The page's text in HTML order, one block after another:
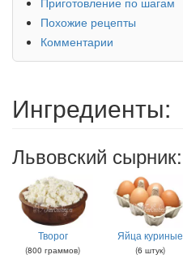
Похожие рецепты
Комментарии
Ингредиенты:
Львовский сырник:
Творог
(800 граммов)
Яйца куриные
(6 штук)